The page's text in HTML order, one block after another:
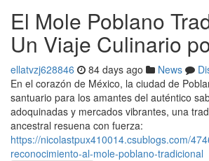
El Mole Poblano
Un Viaje Culinario
ellatvzj628846 84 days ago News
En el corazón de México, la ciudad de
santuario para los amantes del auténtico
adoquinadas y mercados vibrantes, una
ancestral resuena con fuerza:
https://nicolastpux410014.csublogs.com/
reconocimiento-al-mole-poblano-tradicional